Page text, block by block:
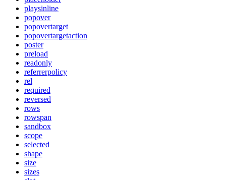
playsinline
popover
popovertarget
popovertargetaction
poster
preload
readonly
referrerpolicy
rel
required
reversed
rows
rowspan
sandbox
scope
selected
shape
size
sizes